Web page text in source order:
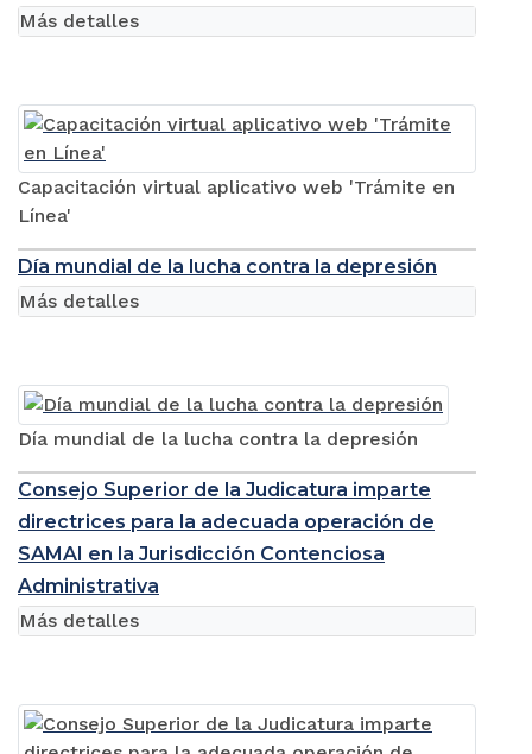
Capacitación virtual aplicativo web 'Trámite en
Línea'
Más detalles
Día mundial de la lucha contra la depresión
Día mundial de la lucha contra la depresión
Más detalles
Consejo Superior de la Judicatura imparte
directrices para la adecuada operación de
SAMAI en la Jurisdicción Contenciosa
Administrativa
Más detalles